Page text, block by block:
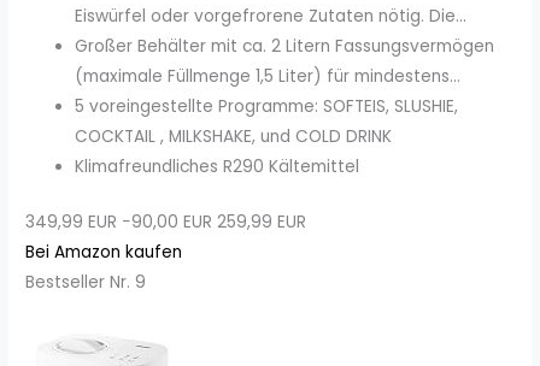
Eiswürfel oder vorgefrorene Zutaten nötig. Die...
Großer Behälter mit ca. 2 Litern Fassungsvermögen
(maximale Füllmenge 1,5 Liter) für mindestens...
5 voreingestellte Programme: SOFTEIS, SLUSHIE,
COCKTAIL , MILKSHAKE, und COLD DRINK
Klimafreundliches R290 Kältemittel
349,99 EUR −90,00 EUR 259,99 EUR
Bei Amazon kaufen
Bestseller Nr. 9